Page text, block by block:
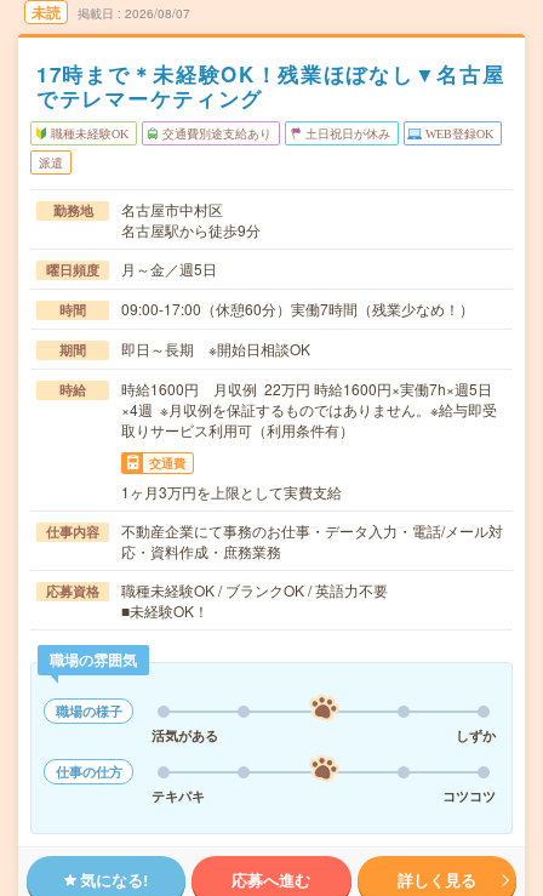
未読 掲載日 2026/08/07
17時まで＊未経験OK！残業ほぼなし▼名古屋
でテレマーケティング
職種未経験OK 交通費別途支給あり 土日祝日が休み WEB登録OK
派遣
勤務地
名古屋市中村区
名古屋駅から徒歩9分
曜日頻度 月～金／週5日
時間 09:00-17:00（休憩60分）実働7時間（残業少なめ！）
期間 即日～長期 ※開始日相談OK
時給
時給1600円 月収例 22万円 時給1600円×実働7h×週5日
×4週 ※月収例を保証するものではありません。※給与即受
取りサービス利用可（利用条件有）
交通費
1ヶ月3万円を上限として実費支給
仕事内容
不動産企業にて事務のお仕事・データ入力・電話/メール対
応・資料作成・庶務業務
応募資格
職種未経験OK / ブランクOK / 英語力不要
■未経験OK！
職場の雰囲気
職場の様子
活気がある
しずか
仕事の仕方
テキパキ
コツコツ
気になる! 応募へ進む 詳しく見る